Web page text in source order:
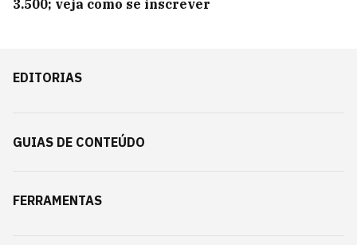
3.500; veja como se inscrever
EDITORIAS
GUIAS DE CONTEÚDO
FERRAMENTAS